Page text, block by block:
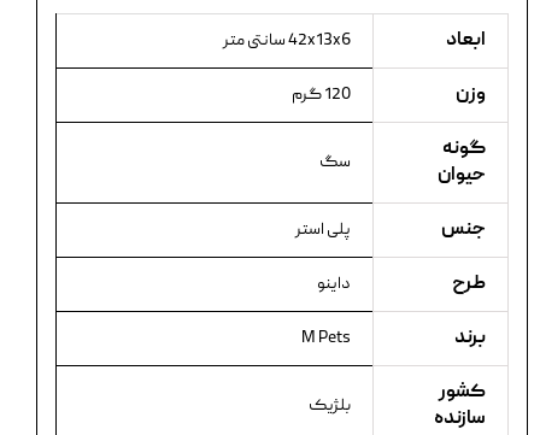
ابعاد 42x13x6 سانتی متر
وزن 120 گرم
گونه
حیوان
سگ
جنس پلی استر
طرح داینو
برند M Pets
کشور
سازنده
بلژیک